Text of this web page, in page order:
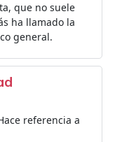
que no suele
ha llamado la
general.
referencia a